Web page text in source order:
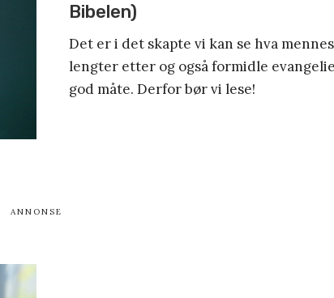
Bibelen)
Det er i det skapte vi kan se hva
lengter etter og også formidle
god måte. Derfor bør vi lese!